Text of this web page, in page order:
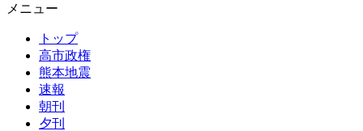
メニュー
トップ
高市政権
熊本地震
速報
朝刊
夕刊